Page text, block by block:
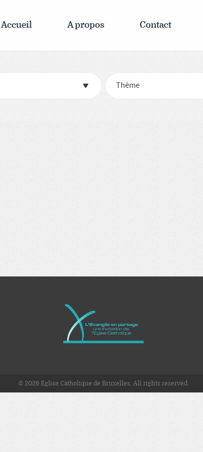
Accueil A propos Contact
Thème
© 2026 Église Catholique de Bruxelles. All rights reserved.